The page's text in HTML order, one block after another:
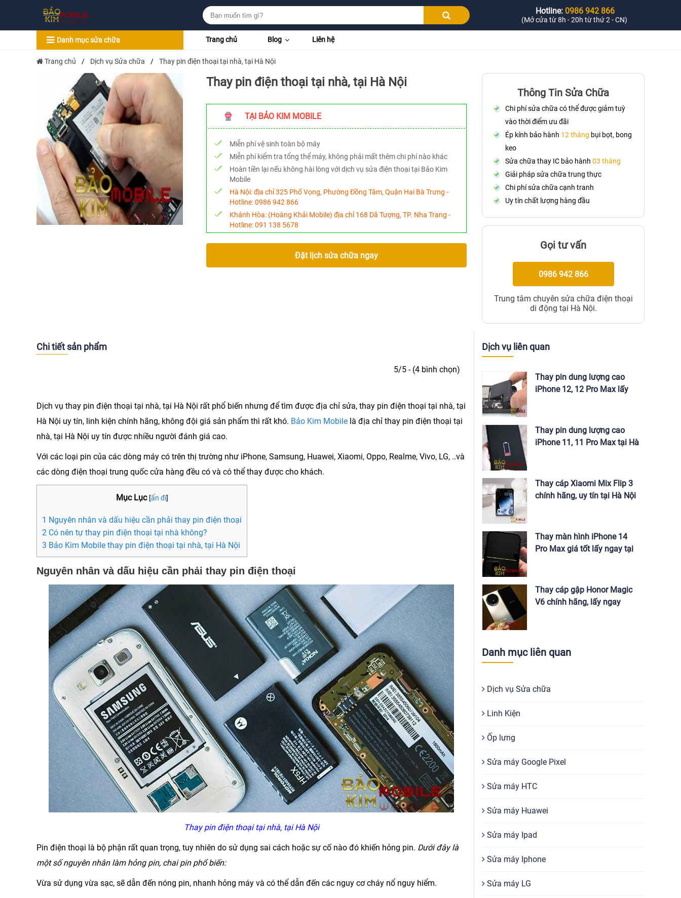
Hotline: 0986 942 866
(Mở cửa từ 8h - 20h từ thứ 2 - CN)
Danh mục sửa chữa Trang chủ Blog Liên hệ
Trang chủ / Dịch vụ Sửa chữa / Thay pin điện thoại tại nhà, tại Hà Nội
Thay pin điện thoại tại nhà, tại Hà Nội
TẠI BẢO KIM MOBILE
Miễn phí vệ sinh toàn bộ máy
Miễn phí kiểm tra tổng thể máy, không phải mất thêm chi phí nào khác
Hoàn tiền lại nếu không hài lòng với dịch vụ sửa điện thoại tại Bảo Kim
Mobile
Hà Nội:địa chỉ 325 Phố Vọng, Phường Đồng Tâm, Quận Hai Bà Trưng -
Hotline:0986 942 866
Khánh Hòa:(Hoàng Khải Mobile) địa chỉ 168 Dã Tượng, TP. Nha Trang -
Hotline:091 138 5678
Đặt lịch sửa chữa ngay
Thông Tin Sửa Chữa
Chi phí sửa chữa có thể được giảm tuỳ
vào thời điểm ưu đãi
Ép kính bảo hành 12 tháng bụi bọt, bong
keo
Sửa chữa thay IC bảo hành 03 tháng
Giải pháp sửa chữa trung thực
Chi phí sửa chữa cạnh tranh
Uy tín chất lượng hàng đầu
Gọi tư vấn
0986 942 866
Trung tâm chuyên sửa chữa điện thoại
di động tại Hà Nội.
Chi tiết sản phẩm
5/5 - (4 bình chọn)
Dịch vụ thay pin điện thoại tại nhà, tại Hà Nội rất phổ biến nhưng để tìm được địa chỉ sửa, thay pin điện thoại tại nhà, tại
Hà Nội uy tín, linh kiện chính hãng, không đội giá sản phẩm thì rất khó. Bảo Kim Mobile là địa chỉ thay pin điện thoại tại
nhà, tại Hà Nội uy tín được nhiều người đánh giá cao.
Với các loại pin của các dòng máy có trên thị trường như iPhone, Samsung, Huawei, Xiaomi, Oppo, Realme, Vivo, LG, ..và
các dòng điện thoại trung quốc cửa hàng đều có và có thể thay được cho khách.
Mục Lục [ẩn đi]
1 Nguyên nhân và dấu hiệu cần phải thay pin điện thoại
2 Có nên tự thay pin điện thoại tại nhà không?
3 Bảo Kim Mobile thay pin điện thoại tại nhà, tại Hà Nội
Nguyên nhân và dấu hiệu cần phải thay pin điện thoại
Thay pin điện thoại tại nhà, tại Hà Nội
Pin điện thoại là bộ phận rất quan trọng, tuy nhiên do sử dụng sai cách hoặc sự cố nào đó khiến hỏng pin. Dưới đây là
một số nguyên nhân làm hỏng pin, chai pin phổ biến:
Vừa sử dụng vừa sạc, sẽ dẫn đến nóng pin, nhanh hỏng máy và có thể dẫn đến các nguy cơ cháy nổ nguy hiểm.
Dịch vụ liên quan
Thay pin dung lượng cao
iPhone 12, 12 Pro Max lấy
Thay pin dung lượng cao
iPhone 11, 11 Pro Max tại Hà
Thay cáp Xiaomi Mix Flip 3
chính hãng, uy tín tại Hà Nội
Thay màn hình iPhone 14
Pro Max giá tốt lấy ngay tại
Thay cáp gập Honor Magic
V6 chính hãng, lấy ngay
Danh mục liên quan
Dịch vụ Sửa chữa
Linh Kiện
Ốp lưng
Sửa máy Google Pixel
Sửa máy HTC
Sửa máy Huawei
Sửa máy Ipad
Sửa máy Iphone
Sửa máy LG